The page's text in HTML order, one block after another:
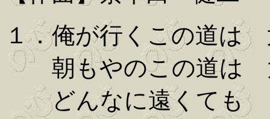
１．俺が行くこの道は
朝もやのこの道は
どんなに遠くても